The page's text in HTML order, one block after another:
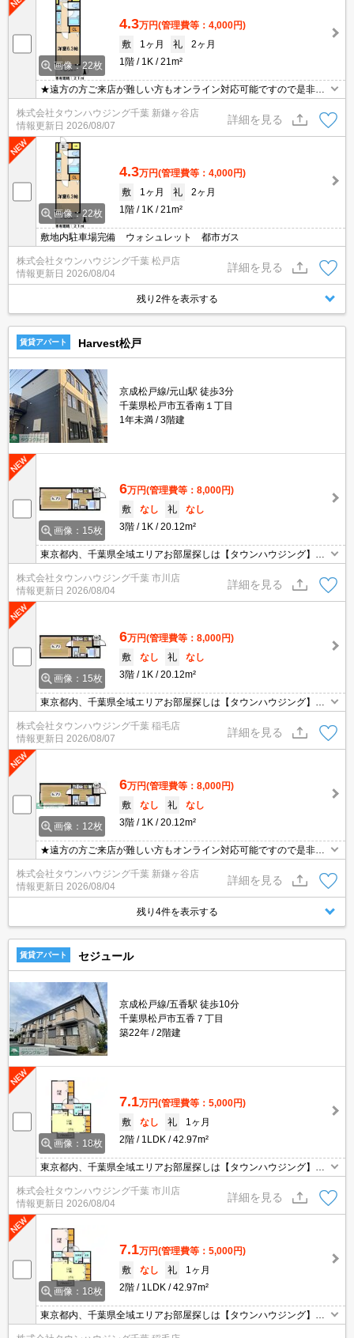
画像：22枚
4.3万円(管理費等：4,000円)
敷
1ヶ月 礼
2ヶ月
1階
1K 21m²
★遠方の方ご来店が難しい方もオンライン対応可能ですので是非一
度ご相談くださいませ！お部屋探しはタウンハウジングにお任せ下
さい★
株式会社タウンハウジング千葉 新鎌ヶ谷店
情報更新日 2026/08/07
詳細を見る
画像：22枚
4.3万円(管理費等：4,000円)
敷
1ヶ月 礼
2ヶ月
1階
1K 21m²
敷地内駐車場完備 ウォシュレット 都市ガス
株式会社タウンハウジング千葉 松戸店
情報更新日 2026/08/04
詳細を見る
残り2件を表示する
賃貸アパート Harvest松戸
京成松戸線/元山駅 徒歩3分
千葉県松戸市五香南１丁目
1年未満
3階建
画像：15枚
6万円(管理費等：8,000円)
敷
なし 礼
なし
3階
1K 20.12m²
東京都内、千葉県全域エリアお部屋探しは【タウンハウジング】に
お任せください！オンラインでご相談・ご見学・ご契約お手続きも
ご対応可能です。
株式会社タウンハウジング千葉 市川店
情報更新日 2026/08/04
詳細を見る
画像：15枚
6万円(管理費等：8,000円)
敷
なし 礼
なし
3階
1K 20.12m²
東京都内、千葉県全域エリアお部屋探しは【タウンハウジング】に
お任せください！オンラインでご相談・ご見学・ご契約お手続きも
ご対応可能です。
株式会社タウンハウジング千葉 稲毛店
情報更新日 2026/08/07
詳細を見る
画像：12枚
6万円(管理費等：8,000円)
敷
なし 礼
なし
3階
1K 20.12m²
★遠方の方ご来店が難しい方もオンライン対応可能ですので是非一
度ご相談くださいませ！お部屋探しはタウンハウジングにお任せ下
さい★
株式会社タウンハウジング千葉 新鎌ヶ谷店
情報更新日 2026/08/04
詳細を見る
残り4件を表示する
賃貸アパート セジュール
京成松戸線/五香駅 徒歩10分
千葉県松戸市五香７丁目
築22年
2階建
画像：18枚
7.1万円(管理費等：5,000円)
敷
なし 礼
1ヶ月
2階
1LDK 42.97m²
東京都内、千葉県全域エリアお部屋探しは【タウンハウジング】に
お任せください！オンラインでご相談・ご見学・ご契約お手続きも
ご対応可能です。
株式会社タウンハウジング千葉 市川店
情報更新日 2026/08/04
詳細を見る
画像：18枚
7.1万円(管理費等：5,000円)
敷
なし 礼
1ヶ月
2階
1LDK 42.97m²
東京都内、千葉県全域エリアお部屋探しは【タウンハウジング】に
お任せください！オンラインでご相談・ご見学・ご契約お手続きも